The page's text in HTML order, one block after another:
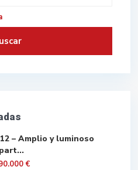
– Amplio y luminoso
€